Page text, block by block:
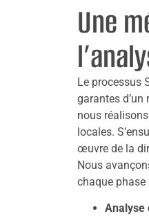
Une
Le processus
garantes
nous
locales.
œuvre de la
Nous
chaque phase
Analyse